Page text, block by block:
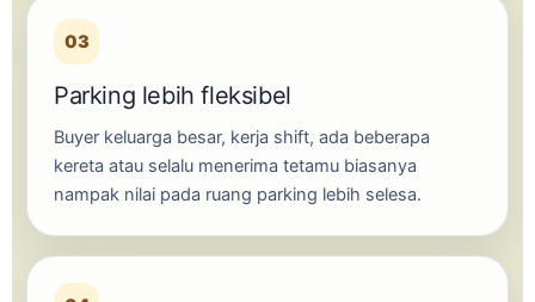
03
Parking lebih fleksibel
Buyer keluarga besar, kerja shift, ada beberapa
kereta atau selalu menerima tetamu biasanya
nampak nilai pada ruang parking lebih selesa.